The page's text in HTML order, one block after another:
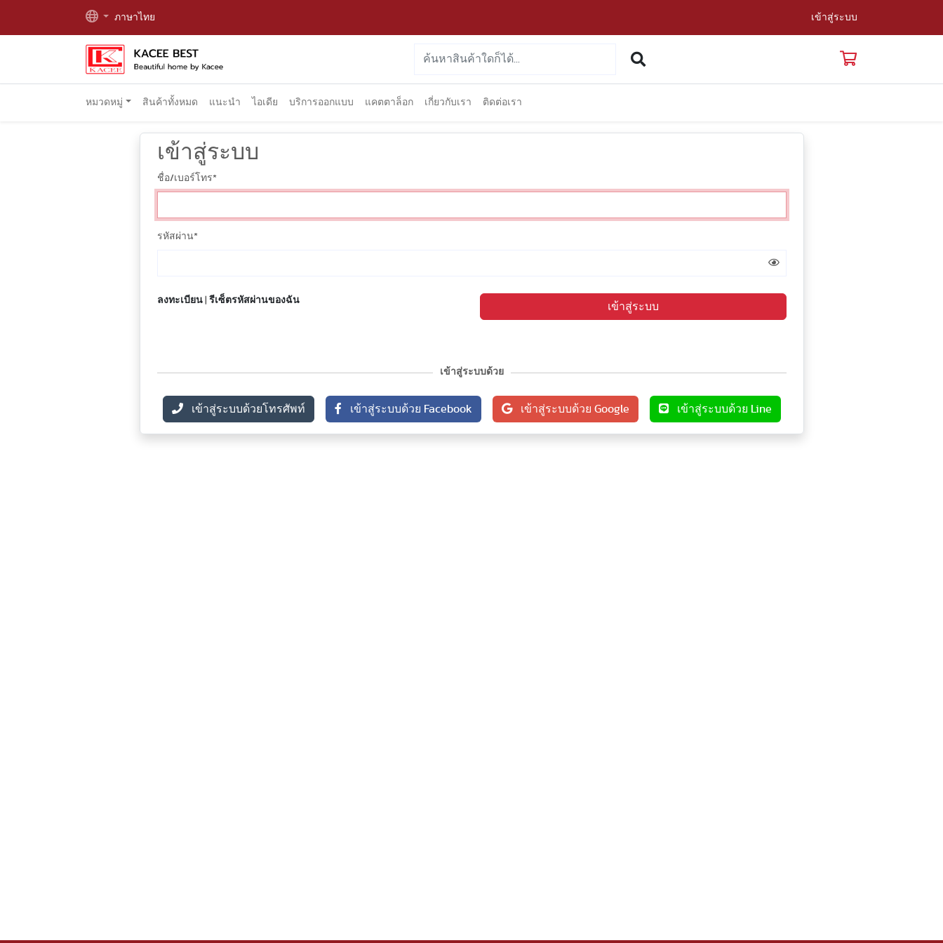
ภาษาไทย เข้าสู่ระบบ
หมวดหมู่ สินค้าทั้งหมด แนะนำ ไอเดีย บริการออกแบบ แคตตาล็อก เกี่ยวกับเรา ติดต่อเรา
เข้าสู่ระบบ
ชื่อ/เบอร์โทร*
รหัสผ่าน*
ลงทะเบียน| รีเซ็ตรหัสผ่านของฉัน
เข้าสู่ระบบ
เข้าสู่ระบบด้วย
เข้าสู่ระบบด้วยโทรศัพท์ เข้าสู่ระบบด้วย Facebook เข้าสู่ระบบด้วย Google เข้าสู่ระบบด้วย Line